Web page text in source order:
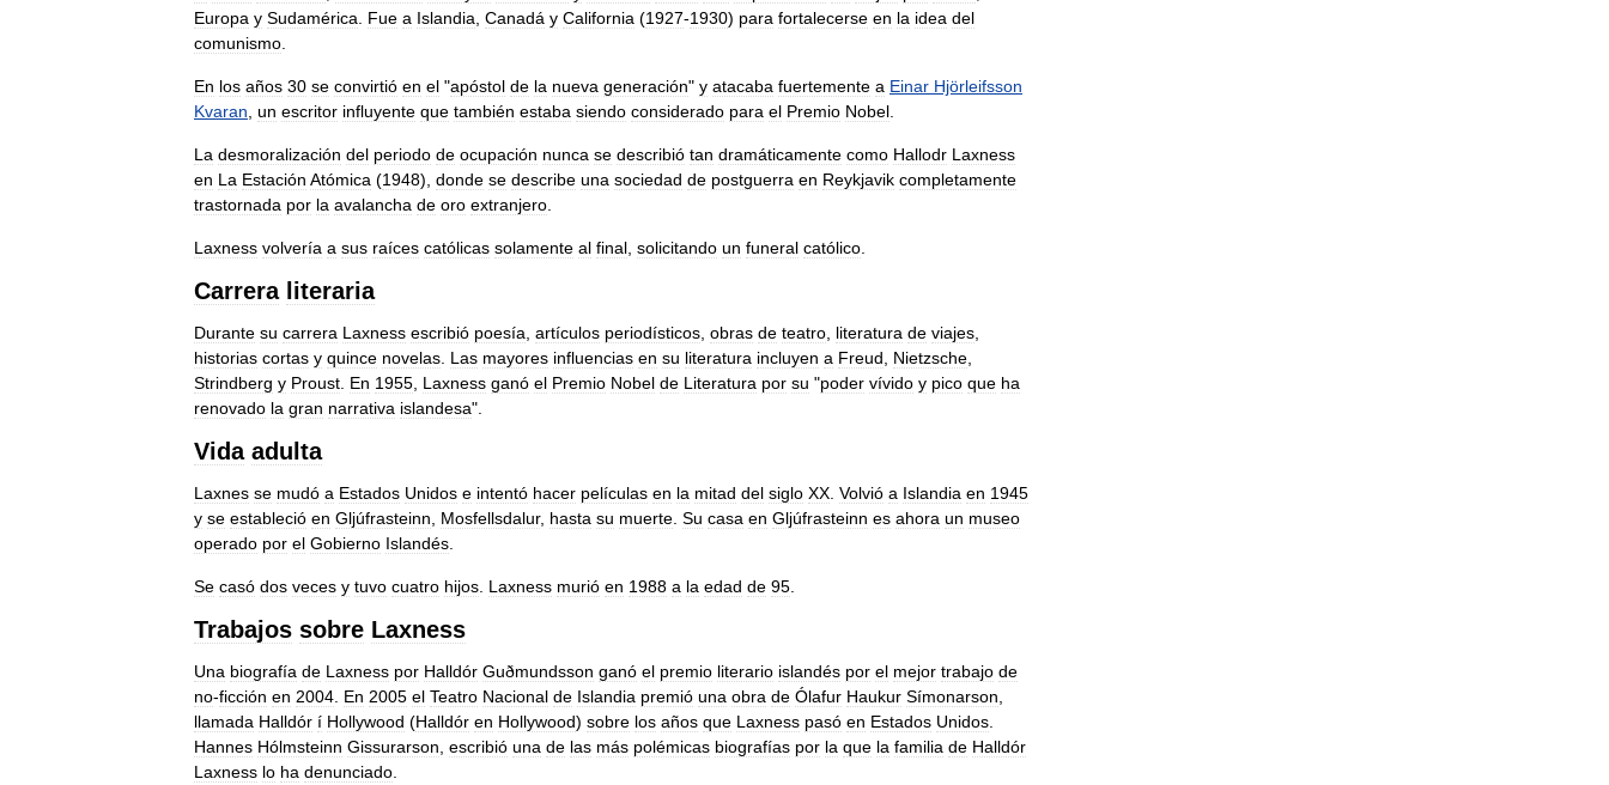
Europa y Sudamérica Fue a Islandia Canadá y California (1927-1930) para fortalecerse en la idea del
comunismo
En los años 30 se convirtió en el "apóstol de la nueva generación" y atacaba fuertemente a Einar Hjörleifsson
Kvaran un escritor influyente que también estaba siendo considerado para el Premio Nobel
La desmoralización del periodo de ocupación nunca se describió tan dramáticamente como Hallodr Laxness
en La Estación Atómica (1948), donde se describe una sociedad de postguerra en Reykjavik completamente
trastornada por la avalancha de oro extranjero
Laxness volvería a sus raíces católicas solamente al final solicitando un funeral católico
Carrera literaria
Durante su carrera Laxness escribió poesía artículos periodísticos obras de teatro literatura de viajes
historias cortas y quince novelas Las mayores influencias en su literatura incluyen a Freud Nietzsche
Strindberg y Proust En 1955 Laxness ganó el Premio Nobel de Literatura por su "poder vívido y pico que ha
renovado la gran narrativa islandesa".
Vida adulta
Laxnes se mudó a Estados Unidos e intentó hacer películas en la mitad del siglo XX Volvió a Islandia en 1945
y se estableció en Gljúfrasteinn Mosfellsdalur, hasta su muerte Su casa en Gljúfrasteinn es ahora un museo
operado por el Gobierno Islandés
Se casó dos veces y tuvo cuatro hijos Laxness murió en 1988 a la edad de 95
Trabajos sobre Laxness
Una biografía de Laxness por Halldór Guðmundsson ganó el premio literario islandés por el mejor trabajo de
no-ficción en 2004 En 2005 el Teatro Nacional de Islandia premió una obra de Ólafur Haukur Símonarson
llamada Halldór í Hollywood (Halldór en Hollywood) sobre los años que Laxness pasó en Estados Unidos
Hannes Hólmsteinn Gissurarson escribió una de las más polémicas biografías por la que la familia de Halldór
Laxness lo ha denunciado